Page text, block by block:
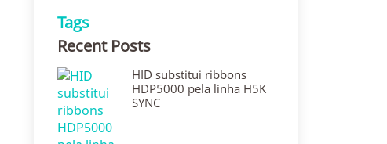
Tags
Recent Posts
HID substitui ribbons
HDP5000 pela linha H5K
SYNC